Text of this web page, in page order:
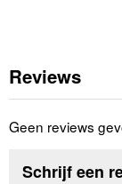
Reviews
Geen reviews
Schrijf een